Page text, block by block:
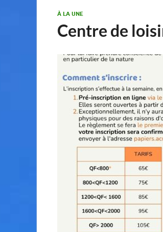
À LA UNE
Centre de